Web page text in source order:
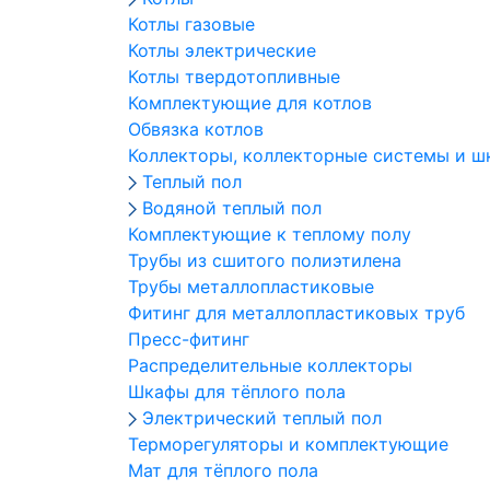
Котлы газовые
Котлы электрические
Котлы твердотопливные
Комплектующие для котлов
Обвязка котлов
Коллекторы, коллекторные системы и
Теплый пол
Водяной теплый пол
Комплектующие к теплому полу
Трубы из сшитого полиэтилена
Трубы металлопластиковые
Фитинг для металлопластиковых труб
Пресс-фитинг
Распределительные коллекторы
Шкафы для тёплого пола
Электрический теплый пол
Терморегуляторы и комплектующие
Мат для тёплого пола